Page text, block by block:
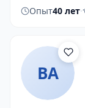
Опыт40 лет·
ВА